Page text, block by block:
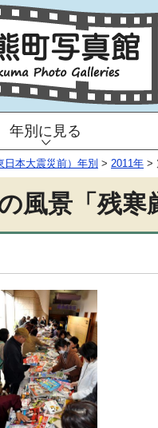
年別に見る
日本大震災前）年別 > 2011年 >
風景「残寒